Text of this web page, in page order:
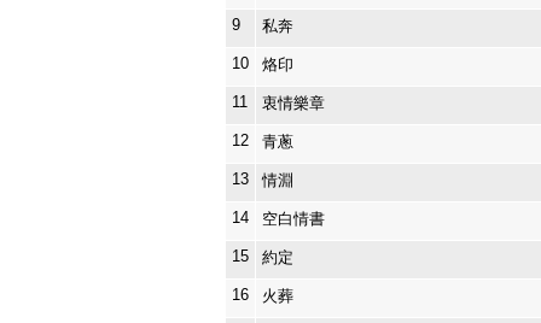
9 私奔
10 烙印
11 衷情樂章
12 青蔥
13 情淵
14 空白情書
15 約定
16 火葬